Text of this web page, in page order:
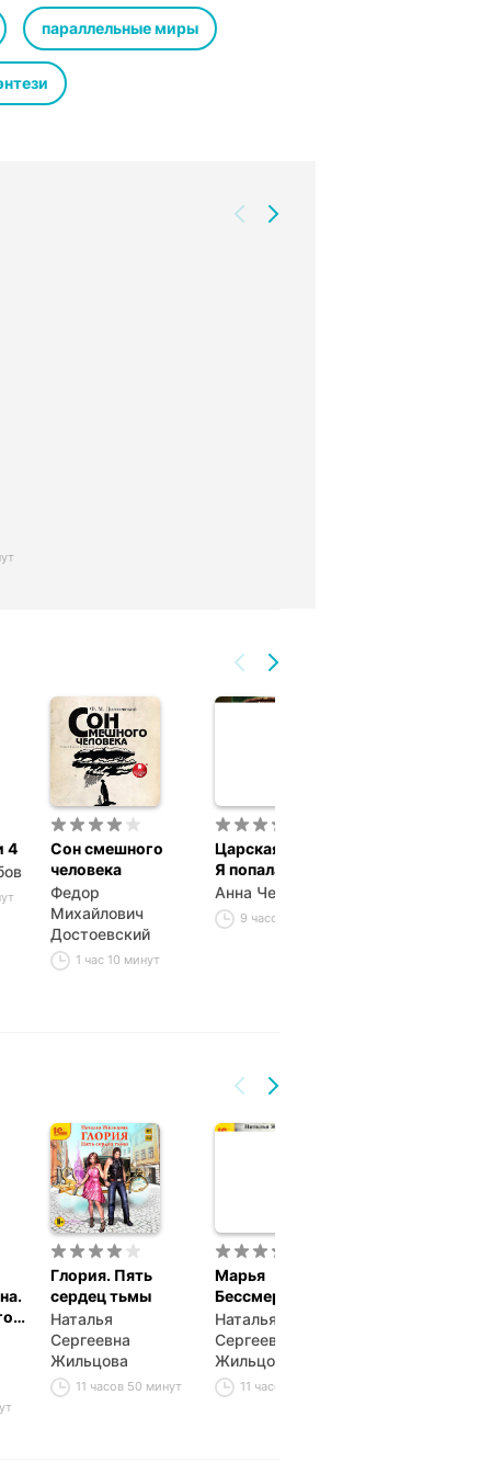
от того, кого больше всех
параллельные миры
4
Сон смешного
человека
Федор
Михайлович
Достоевский
1 час 10 минут
Царская невеста.
Я попала!
Анна Чернышева
9 часов 37 минут
Глория. Пять
сердец тьмы
Наталья
Сергеевна
Жильцова
11 часов 50 минут
Марья
Бессмертная
Наталья
Сергеевна
Жильцова
11 часов 23 минуты